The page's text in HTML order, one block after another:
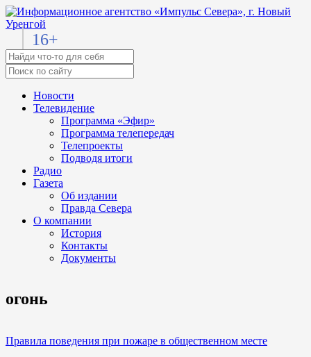
16+
Новости
Телевидение
Программа «Эфир»
Программа телепередач
Телепроекты
Подводя итоги
Радио
Газета
Об издании
Правда Севера
О компании
История
Контакты
Документы
огонь
Правила поведения при пожаре в общественном месте